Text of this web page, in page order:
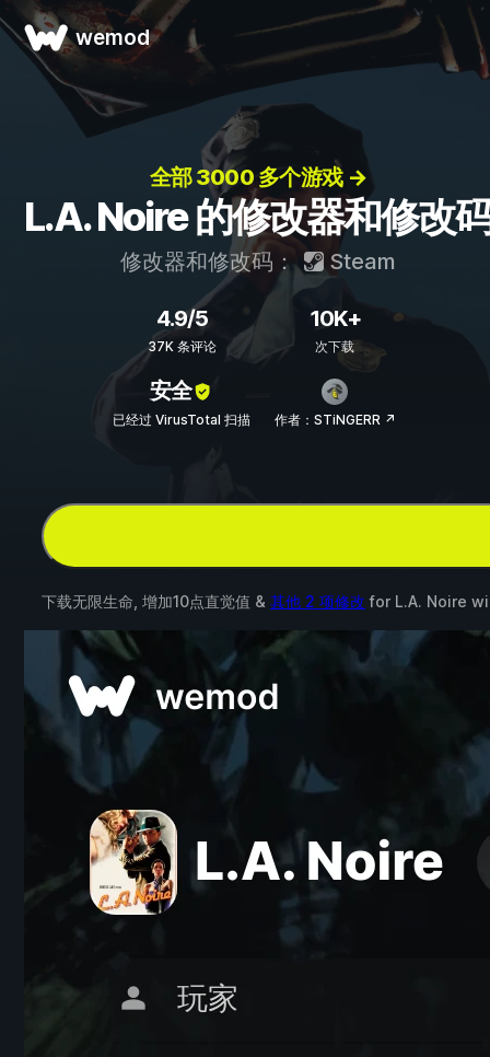
wemod
全部 3000 多个游戏 →
L.A. Noire 的修改器和修改
修改器和修改码： Steam
4.9/5
37K 条评论
10K+
次下载
安全
已经过 VirusTotal 扫描 作者：STiNGERR ↗
下载无限生命, 增加10点直觉值 & 其他 2 项修改 for L.A. Noire